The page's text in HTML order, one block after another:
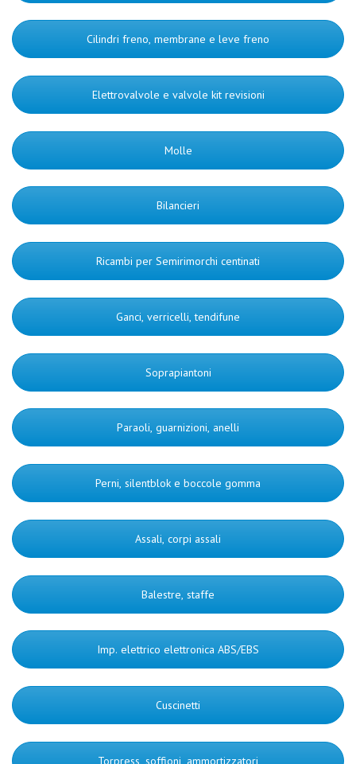
Cilindri freno, membrane e leve freno
Elettrovalvole e valvole kit revisioni
Molle
Bilancieri
Ricambi per Semirimorchi centinati
Ganci, verricelli, tendifune
Soprapiantoni
Paraoli, guarnizioni, anelli
Perni, silentblok e boccole gomma
Assali, corpi assali
Balestre, staffe
Imp. elettrico elettronica ABS/EBS
Cuscinetti
Torpress, soffioni, ammortizzatori